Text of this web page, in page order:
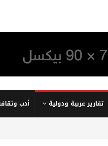
تقارير عربية ودولية أدب